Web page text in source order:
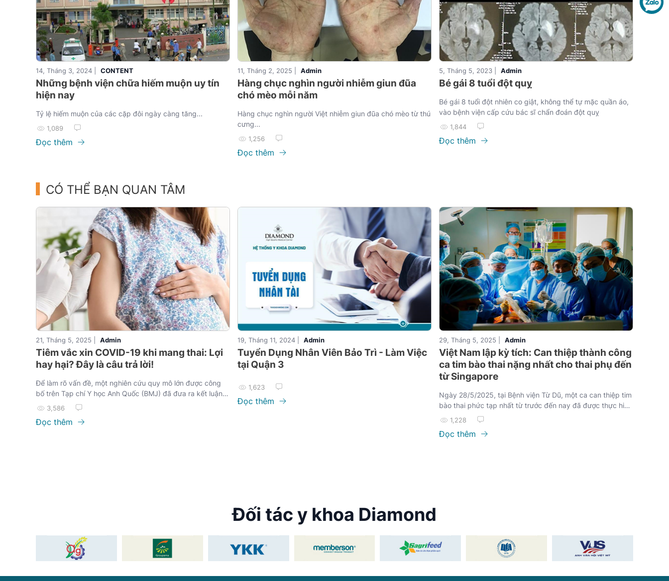
14, Tháng 3, 2024 | CONTENT
Những bệnh viện chữa hiếm muộn uy tín
hiện nay
Tỷ lệ hiếm muộn của các cặp đôi ngày càng tăng...
1,089
Đọc thêm
11, Tháng 2, 2025 | Admin
Hàng chục nghìn người nhiễm giun đũa
chó mèo mỗi năm
Hàng chục nghìn người Việt nhiễm giun đũa chó mèo từ thú
cưng...
1,256
Đọc thêm
5, Tháng 5, 2023 | Admin
Bé gái 8 tuổi đột quỵ
Bé gái 8 tuổi đột nhiên co giật, không thể tự mặc quần áo,
vào bệnh viện cấp cứu bác sĩ chẩn đoán đột quỵ
1,844
Đọc thêm
CÓ THỂ BẠN QUAN TÂM
21, Tháng 5, 2025 | Admin
Tiêm vắc xin COVID-19 khi mang thai: Lợi
hay hại? Đây là câu trả lời!
Để làm rõ vấn đề, một nghiên cứu quy mô lớn được công
bố trên Tạp chí Y học Anh Quốc (BMJ) đã đưa ra kết luận
quan trọng....
3,586
Đọc thêm
19, Tháng 11, 2024 | Admin
Tuyển Dụng Nhân Viên Bảo Trì - Làm Việc
tại Quận 3
1,623
Đọc thêm
29, Tháng 5, 2025 | Admin
Việt Nam lập kỳ tích: Can thiệp thành công
ca tim bào thai nặng nhất cho thai phụ đến
từ Singapore
Ngày 28/5/2025, tại Bệnh viện Từ Dũ, một ca can thiệp tim
bào thai phức tạp nhất từ trước đến nay đã được thực hiện
thành công, mở ra cơ hội sống cho một thai nhi đến từ
Singapore. Đây là dấu mốc quan trọng không chỉ với y học
bào thai Việt Nam, mà còn với cả khu vực Đông Nam Á.
1,228
Đọc thêm
Đối tác y khoa Diamond